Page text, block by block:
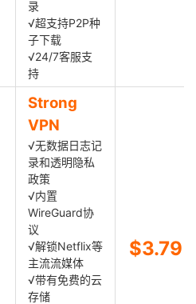
录
√超支持P2P种
子下载
√24/7客服支
持
Strong
VPN
√无数据日志记
录和透明隐私
政策
√内置
WireGuard协
议
√解锁Netflix等
主流流媒体
√带有免费的云
存储
$3.79